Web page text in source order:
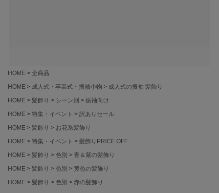
HOME
全商品
HOME
成人式・卒業式・振袖小物
成人式の振袖 髪飾り
HOME
髪飾り シーン別
振袖向け
HOME
特集・イベント
訳ありセール
HOME
髪飾り
お花系髪飾り
HOME
特集・イベント
髪飾りPRICE OFF
HOME
髪飾り 色別
青＆紫の髪飾り
HOME
髪飾り 色別
黄色の髪飾り
HOME
髪飾り 色別 赤の髪飾り